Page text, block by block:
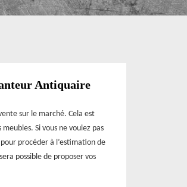
Antiquaire
sur le marché. Cela est
Si vous ne voulez pas
procéder à l’estimation de
possible de proposer vos